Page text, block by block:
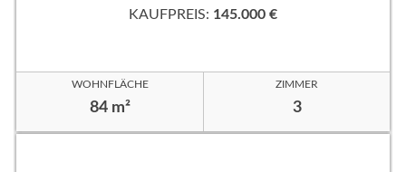
KAUFPREIS: 145.000 €
WOHNFLÄCHE
84 m²
ZIMMER
3